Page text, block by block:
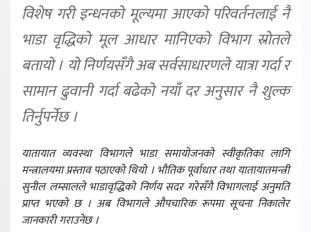
विशेष गरी इन्धनको मूल्यमा आएको परिवर्तनलाई नै
भाडा वृद्धिको मूल आधार मानिएको विभाग स्रोतले
बतायो । यो निर्णयसँगै अब सर्वसाधारणले यात्रा गर्दा र
सामान ढुवानी गर्दा बढेको नयाँ दर अनुसार नै शुल्क
तिर्नुपर्नेछ ।
यातायात व्यवस्था विभागले भाडा समायोजनको स्वीकृतिका लागि
मन्त्रालयमा प्रस्ताव पठाएको थियो । भौतिक पूर्वाधार तथा यातायातमन्त्री
सुनील लम्सालले भाडावृद्धिको निर्णय सदर गरेसँगै विभागलाई अनुमति
प्राप्त भएको छ । अब विभागले औपचारिक रूपमा सूचना निकालेर
जानकारी गराउनेछ ।